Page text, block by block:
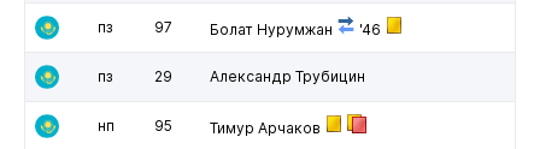
пз 97 Болат Нурумжан '46
пз 29 Александр Трубицин
нп 95 Тимур Арчаков